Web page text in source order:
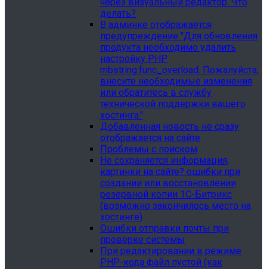
делать?
В админке отображается
предупреждение "Для обновления
продукта необходимо удалить
настройку PHP
mbstring.func_overload. Пожалуйста,
внесите необходимые изменения
или обратитесь в службу
технической поддержки вашего
хостинга."
Добавленная новость не сразу
отображается на сайте
Проблемы с поиском
Не сохраняется информация,
картинки на сайте? ошибки при
создании или восстановлении
резервной копии 1С-Битрикс
(возможно закончилось место на
хостинге)
Ошибки отправки почты при
проверке системы
При редактировании в режиме
PHP-кода файл пустой (как